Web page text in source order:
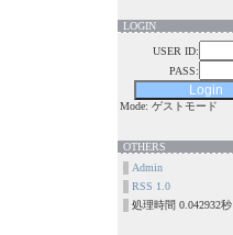
LOGIN
USER ID:
PASS:
Mode: ゲストモード
OTHERS
Admin
RSS 1.0
処理時間 0.042932秒